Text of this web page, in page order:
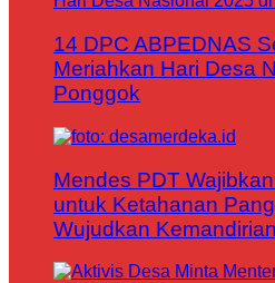
14 DPC ABPEDNAS
Meriahkan Hari Desa
Ponggok
Mendes PDT
untuk Ketahanan
Wujudkan Kemandirian